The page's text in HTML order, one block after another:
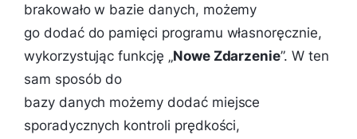
brakowało w bazie danych, możemy
go dodać do pamięci programu własnoręcznie,
wykorzystując funkcję „Nowe Zdarzenie”. W ten
sam sposób do
bazy danych możemy dodać miejsce
sporadycznych kontroli prędkości,